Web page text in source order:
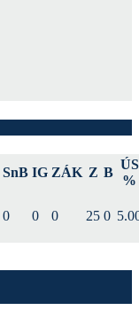
SnB IG ZÁK Z B
ÚS
%
0 0 0 25 0